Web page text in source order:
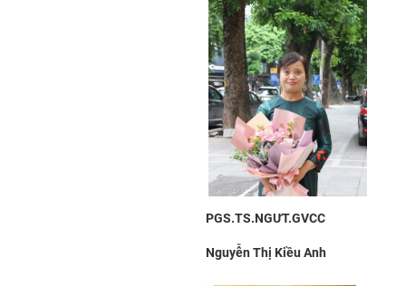
PGS.TS.NGƯT.GVCC
Nguyễn Thị Kiều Anh